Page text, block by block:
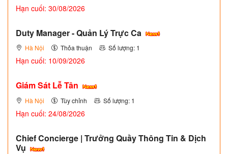
Hạn cuối: 30/08/2026
Duty Manager - Quản Lý Trực Ca
Hà Nội Thỏa thuận Số lượng: 1
Hạn cuối: 10/09/2026
Giám Sát Lễ Tân
Hà Nội Tùy chỉnh Số lượng: 1
Hạn cuối: 24/08/2026
Chief Concierge | Trưởng Quầy Thông Tin & Dịch
Vụ